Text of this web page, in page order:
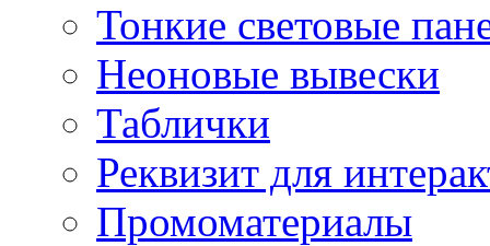
Тонкие световые
Неоновые вывески
Таблички
Реквизит для
Промоматериалы